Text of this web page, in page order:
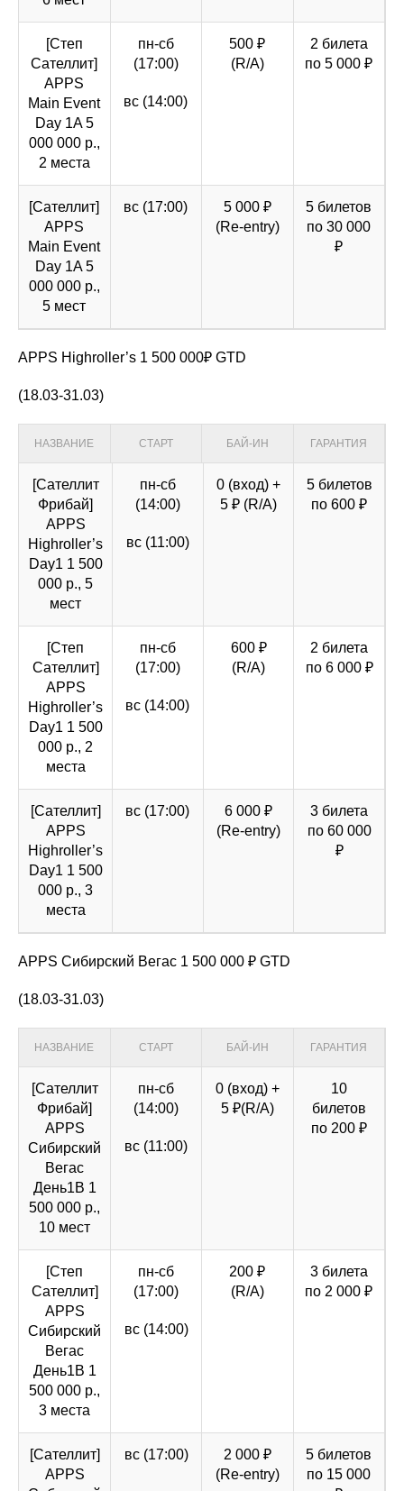
[Степ
Сателлит]
APPS
Main Event
Day 1A 5
000 000 р.,
2 места
пн-сб
(17:00)
вс (14:00)
500 ₽
(R/A)
2 билета
по 5 000 ₽
[Сателлит]
APPS
Main Event
Day 1A 5
000 000 р.,
5 мест
вс (17:00)
5 000 ₽
(Re-entry)
5 билетов
по 30 000
₽
APPS Highroller’s 1 500 000₽ GTD
(18.03-31.03)
НАЗВАНИЕ СТАРТ БАЙ-ИН ГАРАНТИЯ
[Сателлит
Фрибай]
APPS
Highroller’s
Day1 1 500
000 р., 5
мест
пн-сб
(14:00)
вс (11:00)
0 (вход) +
5 ₽ (R/A)
5 билетов
по 600 ₽
[Степ
Сателлит]
APPS
Highroller’s
Day1 1 500
000 р., 2
места
пн-сб
(17:00)
вс (14:00)
600 ₽
(R/A)
2 билета
по 6 000 ₽
[Сателлит]
APPS
Highroller’s
Day1 1 500
000 р., 3
места
вс (17:00)
6 000 ₽
(Re-entry)
3 билета
по 60 000
₽
APPS Сибирский Вегас 1 500 000 ₽ GTD
(18.03-31.03)
НАЗВАНИЕ СТАРТ БАЙ-ИН ГАРАНТИЯ
[Сателлит
Фрибай]
APPS
Сибирский
Вегас
День1B 1
500 000 р.,
10 мест
пн-сб
(14:00)
вс (11:00)
0 (вход) +
5 ₽(R/A)
10
билетов
по 200 ₽
[Степ
Сателлит]
APPS
Сибирский
Вегас
День1B 1
500 000 р.,
3 места
пн-сб
(17:00)
вс (14:00)
200 ₽
(R/A)
3 билета
по 2 000 ₽
[Сателлит]
APPS
вс (17:00)
2 000 ₽
(Re-entry)
5 билетов
по 15 000